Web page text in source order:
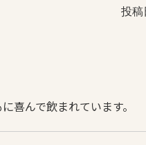
投
喜んで飲まれています。